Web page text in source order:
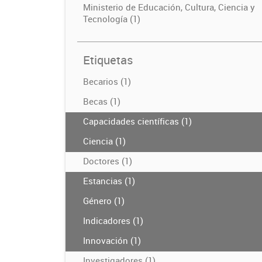
Ministerio de Educación, Cultura, Ciencia y
Tecnología (1)
Etiquetas
Becarios (1)
Becas (1)
Capacidades científicas (1)
Ciencia (1)
Doctores (1)
Estancias (1)
Género (1)
Indicadores (1)
Innovación (1)